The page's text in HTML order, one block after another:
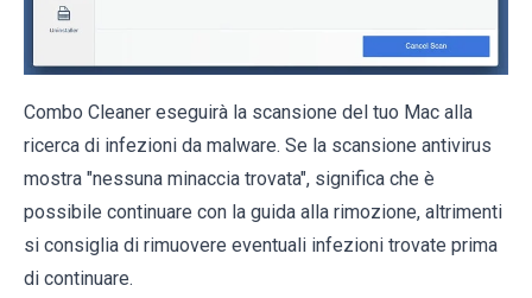
Combo Cleaner eseguirà la scansione del tuo Mac alla
ricerca di infezioni da malware. Se la scansione antivirus
mostra "nessuna minaccia trovata", significa che è
possibile continuare con la guida alla rimozione, altrimenti
si consiglia di rimuovere eventuali infezioni trovate prima
di continuare.